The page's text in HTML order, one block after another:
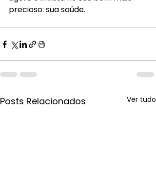
precioso: sua saúde.
Posts Relacionados Ver tudo